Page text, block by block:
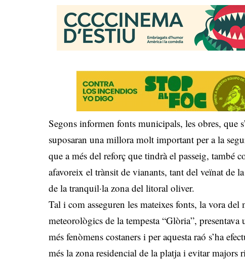
Segons informen fonts municipals, les obres, que
suposaran una millora molt important per a la
que a més del reforç que tindrà el passeig, també
afavoreix el trànsit de vianants, tant del veïnat de
de la tranquil·la zona del litoral oliver.
Tal i com asseguren les mateixes fonts, la vora del
meteorològics de la tempesta “Glòria”,
més fenòmens costaners i per aquesta raó s’ha
més la zona residencial de la platja i evitar majors